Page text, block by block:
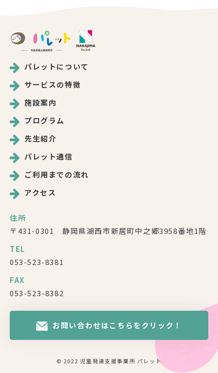
パレットについて
サービスの特徴
施設案内
プログラム
先生紹介
パレット通信
ご利用までの流れ
アクセス
住所
〒431-0301 静岡県湖西市新居町中之郷3958番地1階
TEL
053-523-8381
FAX
053-523-8382
お問い合わせはこちらをクリック！
© 2022 児童発達支援事業所 パレット